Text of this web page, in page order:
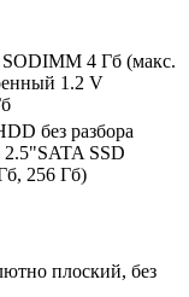
4 Гб (макс.
1.2 V
без разбора
SSD
256 Гб)
плоский, без